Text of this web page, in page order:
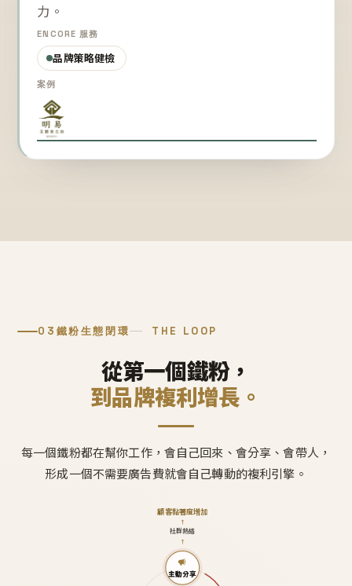
力。
ENCORE 服務
品牌策略健檢
案例
03 鐵粉生態閉環 THE LOOP
從第一個鐵粉，
到品牌複利增長。
每一個鐵粉都在幫你工作，會自己回來、會分享、會帶人，
形成一個不需要廣告費就會自己轉動的複利引擎。
主動分享
↑
社群熱絡
↑
顧客黏著度增加